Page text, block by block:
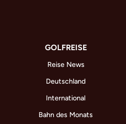
GOLFREISE
Reise News
Deutschland
International
Bahn des Monats